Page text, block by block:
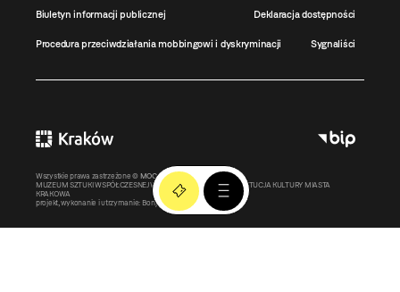
Biuletyn informacji publicznej Deklaracja dostępności
Procedura przeciwdziałania mobbingowi i dyskryminacji Sygnaliści
Wszystkie prawa zastrzeżone © MOCAK2011-2026
MUZEUM SZTUKI WSPÓŁCZESNEJ W KRAKOWIE MOCAK – INSTYTUCJA KULTURY MIASTA
KRAKOWA
projekt, wykonanie i utrzymanie: Bonjour.pl